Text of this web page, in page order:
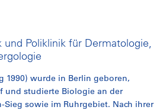
und Poliklinik für Dermatologie,
1990) wurde in Berlin geboren,
und studierte Biologie an der
Sieg sowie im Ruhrgebiet. Nach ihrer